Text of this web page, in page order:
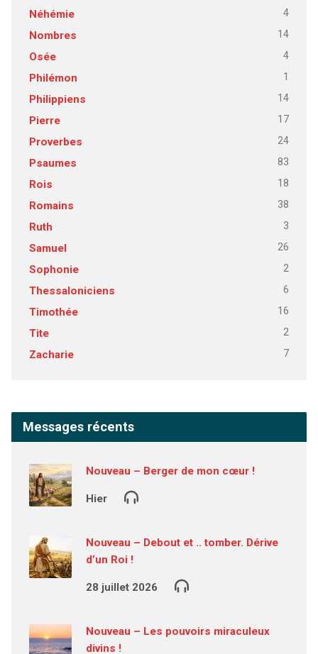
Néhémie 4
Nombres 14
Osée 4
Philémon 1
Philippiens 14
Pierre 17
Proverbes 24
Psaumes 83
Rois 18
Romains 38
Ruth 3
Samuel 26
Sophonie 2
Thessaloniciens 6
Timothée 16
Tite 2
Zacharie 7
Messages récents
Nouveau – Berger de mon cœur !
Hier
Nouveau – Debout et .. tomber. Dérive
d’un Roi !
28 juillet 2026
Nouveau – Les pouvoirs miraculeux
divins !